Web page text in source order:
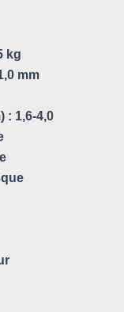
kg
mm
: 1,6-4,0